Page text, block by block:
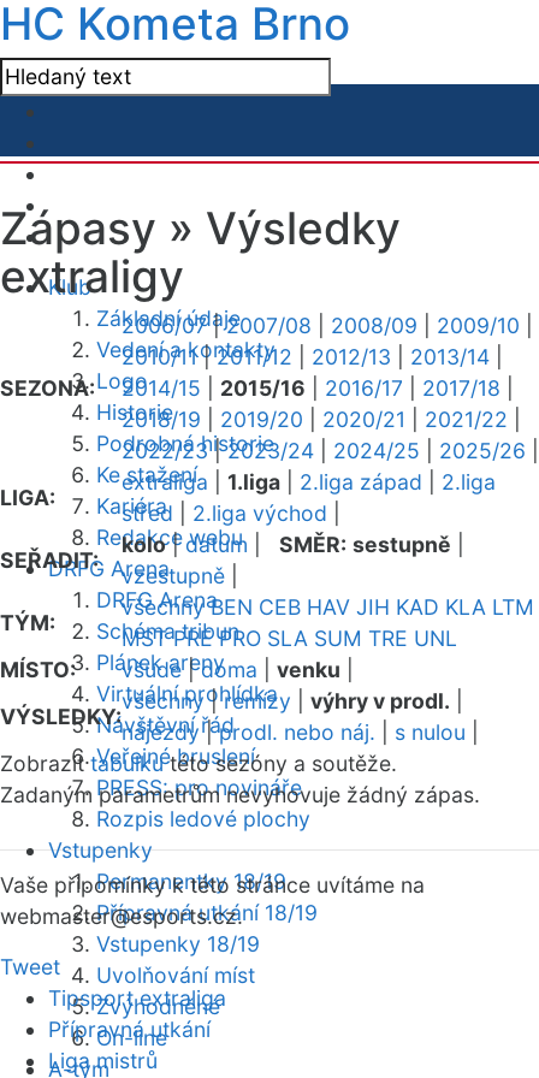
HC Kometa Brno
Klub
Základní údaje
Vedení a kontakty
Logo
Historie
Podrobná historie
Ke stažení
Kariéra
Redakce webu
DRFG Arena
DRFG Arena
Schéma tribun
Plánek areny
Virtuální prohlídka
Návštěvní řád
Veřejné bruslení
PRESS: pro novináře
Rozpis ledové plochy
Vstupenky
Permanentky 18/19
Přípravná utkání 18/19
Vstupenky 18/19
Uvolňování míst
Zvýhodněné
On-line
A-tým
Zápasy » Výsledky
extraligy
SEZONA:
2006/07|2007/08 2008/09 2009/10
2010/11|2011/12 2012/13 2013/14
2014/15
2015/16 2016/17 2017/18
2018/19
2019/20 2020/21 2021/22
2022/23|2023/24 2024/25 2025/26
LIGA:
extraliga 1.liga 2.liga západ
2.liga
střed
2.liga východ
SEŘADIT:
kolo|datum SMĚR: sestupně
vzestupně
TÝM:
všechny BEN CEB HAV JIH KAD KLA LTM
MST PRE PRO SLA SUM TRE UNL
MÍSTO:
všude|doma venku
VÝSLEDKY:
všechny|remízy výhry v prodl.
nájezdy|prodl. nebo náj. s nulou
Zobrazittabulkutéto sezóny a soutěže.
Zadaným parametrům nevyhovuje žádný zápas.
Vaše připomínky k této stránce uvítáme na
webmaster@esports.cz.
Tweet
Tipsport extraliga
Přípravná utkání
Liga mistrů